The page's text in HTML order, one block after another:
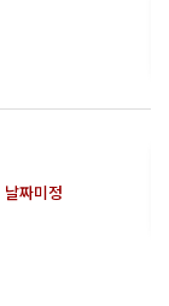
날짜미정